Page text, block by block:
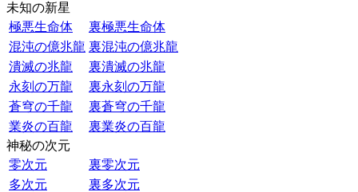
未知の新星
極悪生命体
裏極悪生命体
混沌の億兆龍 裏混沌の億兆龍
潰滅の兆龍
裏潰滅の兆龍
永刻の万龍
裏永刻の万龍
蒼穹の千龍
裏蒼穹の千龍
業炎の百龍
裏業炎の百龍
神秘の次元
零次元
裏零次元
多次元
裏多次元